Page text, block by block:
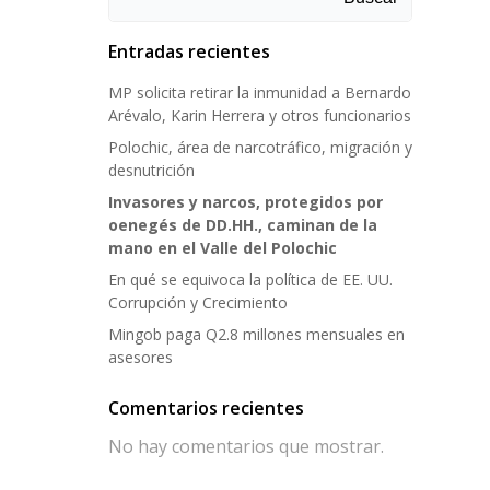
Entradas recientes
MP solicita retirar la inmunidad a Bernardo
Arévalo, Karin Herrera y otros funcionarios
Polochic, área de narcotráfico, migración y
desnutrición
Invasores y narcos, protegidos por
oenegés de DD.HH., caminan de la
mano en el Valle del Polochic
En qué se equivoca la política de EE. UU.
Corrupción y Crecimiento
Mingob paga Q2.8 millones mensuales en
asesores
Comentarios recientes
No hay comentarios que mostrar.